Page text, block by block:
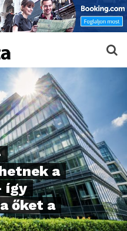
a
így
őket a